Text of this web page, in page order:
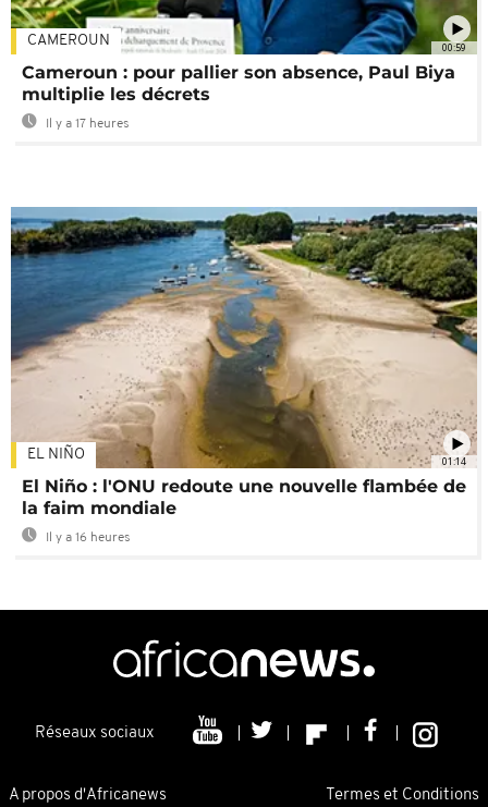
00:59
CAMEROUN
Cameroun : pour pallier son absence, Paul Biya
multiplie les décrets
Il y a 17 heures
01:14
EL NIÑO
El Niño : l'ONU redoute une nouvelle flambée de
la faim mondiale
Il y a 16 heures
Réseaux sociaux
A propos d'Africanews Termes et Conditions